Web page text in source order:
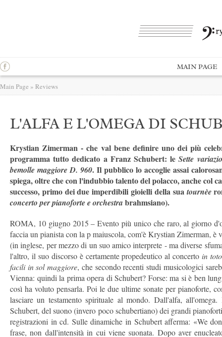
MAIN PAGE
Main Page » Reviews
L'ALFA E L'OMEGA DI
Krystian Zimerman - che val bene definire uno dei più
programma tutto dedicato a Franz Schubert: leSette
bemolle maggiore D. 960. Il pubblico lo accoglie assai
spiega, oltre che con l'indubbio talento del polacco, anche col
successo, primo dei due imperdibili gioielli della sua tournèe
concerto per pianoforte e orchestrabrahmsiano).
ROMA, 10 giugno 2015 – Evento più unico che raro, al giorno
faccia un pianista con la p maiuscola, com'è Krystian Zimerman, è
(in inglese, per mezzo di un suo amico interprete - ma diverse
l'altro, il suo discorso è certamente propedeutico al concerto in toto
facili in sol maggiore, che secondo recenti studi musicologici
Vienna: quindi la prima opera di Schubert? Forse: ma si è ben
così ha voluto pensarla. Poi le due ultime sonate per pianoforte,
lasciare un testamento spirituale al mondo. Dall'alfa,
Schubert, del suono (invero poco schubertiano) dei grandi
registrazioni in cd. Sulle dinamiche in Schubert afferma: «We
frase, non dall'intensità in cui viene suonata. Dopo aver